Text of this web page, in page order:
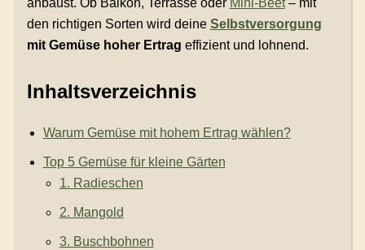
den richtigen Sorten wird deine Selbstversorgung
mit Gemüse hoher Ertrag effizient und lohnend.
Inhaltsverzeichnis
Warum Gemüse mit hohem Ertrag wählen?
Top 5 Gemüse für kleine Gärten
1. Radieschen
2. Mangold
3. Buschbohnen